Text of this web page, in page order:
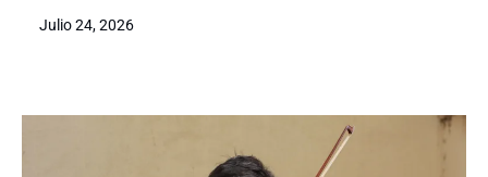
Julio 24, 2026